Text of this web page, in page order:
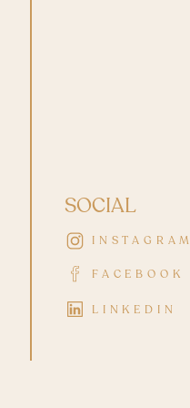
SOCIAL
INSTAGRAM
FACEBOOK
LINKEDIN